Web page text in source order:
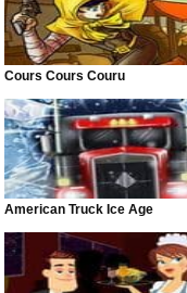
Cours Cours Couru
American Truck Ice Age